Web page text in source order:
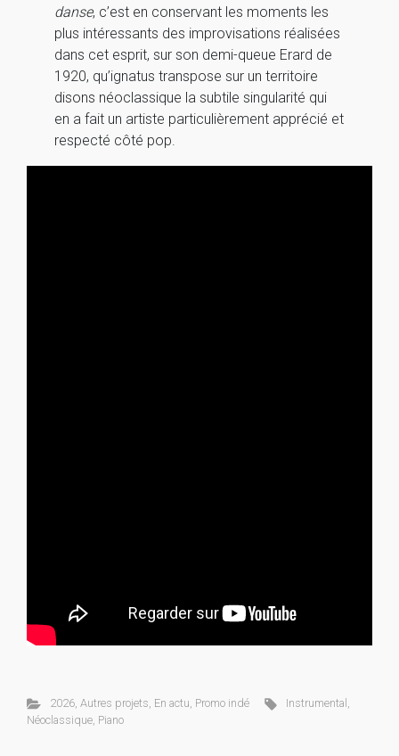
danse, c’est en conservant les moments les
plus intéressants des improvisations réalisées
dans cet esprit, sur son demi-queue Erard de
1920, qu’ignatus transpose sur un territoire
disons néoclassique la subtile singularité qui
en a fait un artiste particulièrement apprécié et
respecté côté pop.
2026, Autres projets, En actu, Promo indé Instrumental ,
Néoclassique, Piano